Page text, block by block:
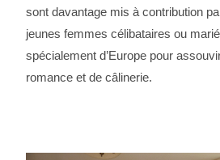
sont davantage mis à contribution
jeunes femmes célibataires ou
spécialement d’Europe pour
romance et de câlinerie.